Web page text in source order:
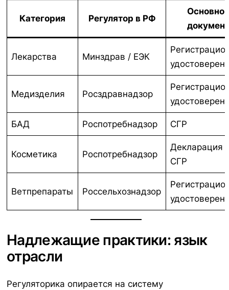
Категория Регулятор в РФ
Основной
документ
Лекарства Минздрав / ЕЭК
Медизделия Росздравнадзор
БАД Роспотребнадзор СГР
Косметика Роспотребнадзор
Декларация /
СГР
Ветпрепараты Россельхознадзор
Надлежащие практики: язык
отрасли
Регуляторика опирается на систему